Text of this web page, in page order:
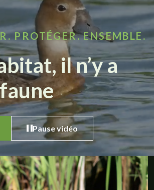
PROTÉGER. ENSEMBLE.
il n’y a
Pause vidéo